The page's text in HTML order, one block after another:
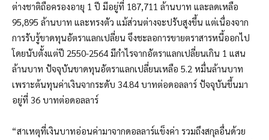
ต่างชาติถือครองอายุ 1 ปี มีอยู่ที่ 187,711 ล้านบาท และลดเหลือ
95,895 ล้านบาท และทรงตัว แม้ส่วนต่างจะปรับสูงขึ้น แต่เนื่องจาก
การรับรู้ขาดทุนอัตราแลกเปลี่ยน จึงชะลอการขายตราสารหนี้ออกไป
โดยนับตั้งแต่ปี 2550-2564 มีกำไรจากอัตราแลกเปลี่ยนเกิน 1 แสน
ล้านบาท ปัจจุบันขาดทุนอัตราแลกเปลี่ยนเหลือ 5.2 หมื่นล้านบาท
เพราะต้นทุนค่าเงินจากระดับ 34.84 บาทต่อดอลลาร์ ปัจจุบันขึ้นมา
อยู่ที่ 36 บาทต่อดอลลาร์
“สาเหตุที่เงินบาทอ่อนค่ามาจากดอลลาร์แข็งค่า รวมถึงสกุลอื่นด้วย